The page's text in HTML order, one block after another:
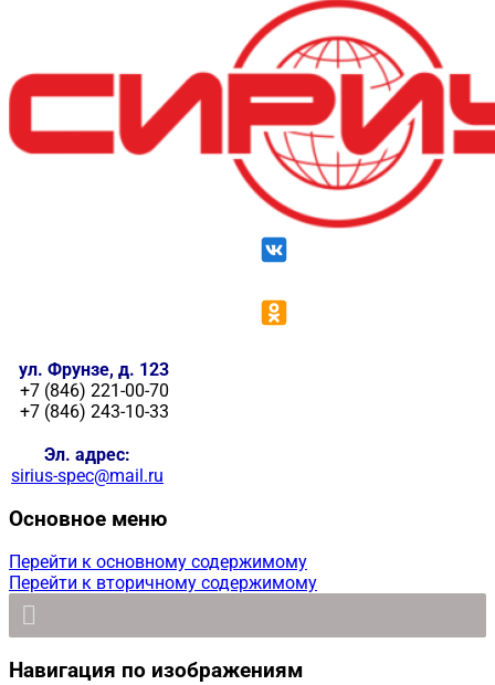
ул. Фрунзе, д. 123
+7 (846) 221-00-70
+7 (846) 243-10-33
Эл. адрес:
sirius-spec@mail.ru
Основное меню
Перейти к основному содержимому
Перейти к вторичному содержимому
Навигация по изображениям